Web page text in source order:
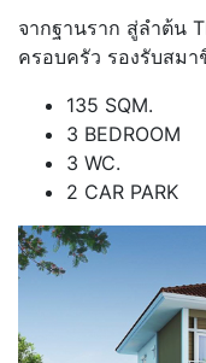
จากฐานราก สู่ลำต้น
ครอบครัว รองรับสม
135 SQM.
3 BEDROOM
3 WC.
2 CAR PARK